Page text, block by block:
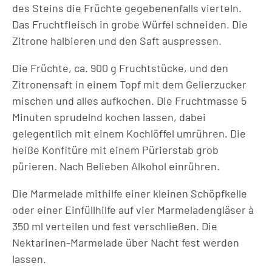
des Steins die Früchte gegebenenfalls vierteln.
Das Fruchtfleisch in grobe Würfel schneiden. Die
Zitrone halbieren und den Saft auspressen.
Die Früchte, ca. 900 g Fruchtstücke, und den
Zitronensaft in einem Topf mit dem Gelierzucker
mischen und alles aufkochen. Die Fruchtmasse 5
Minuten sprudelnd kochen lassen, dabei
gelegentlich mit einem Kochlöffel umrühren. Die
heiße Konfitüre mit einem Pürierstab grob
pürieren. Nach Belieben Alkohol einrühren.
Die Marmelade mithilfe einer kleinen Schöpfkelle
oder einer Einfüllhilfe auf vier Marmeladengläser à
350 ml verteilen und fest verschließen. Die
Nektarinen-Marmelade über Nacht fest werden
lassen.